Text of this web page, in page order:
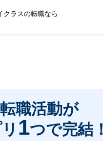
クラスの転職なら
転職活動が
1つで完結！